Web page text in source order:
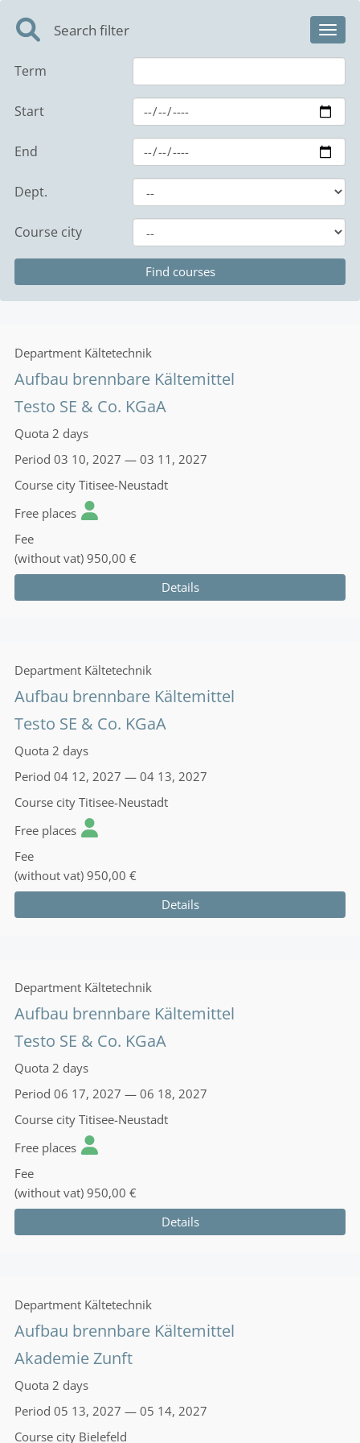
Search filter
Term
Start
End
Dept.
Course city
Department Kältetechnik
Aufbau brennbare Kältemittel
Testo SE & Co. KGaA
Quota 2 days
Period 03 10, 2027 — 03 11, 2027
Course city Titisee-Neustadt
Free places
Fee
(without vat) 950,00 €
Details
Department Kältetechnik
Aufbau brennbare Kältemittel
Testo SE & Co. KGaA
Quota 2 days
Period 04 12, 2027 — 04 13, 2027
Course city Titisee-Neustadt
Free places
Fee
(without vat) 950,00 €
Details
Department Kältetechnik
Aufbau brennbare Kältemittel
Testo SE & Co. KGaA
Quota 2 days
Period 06 17, 2027 — 06 18, 2027
Course city Titisee-Neustadt
Free places
Fee
(without vat) 950,00 €
Details
Department Kältetechnik
Aufbau brennbare Kältemittel
Akademie Zunft
Quota 2 days
Period 05 13, 2027 — 05 14, 2027
Course city Bielefeld